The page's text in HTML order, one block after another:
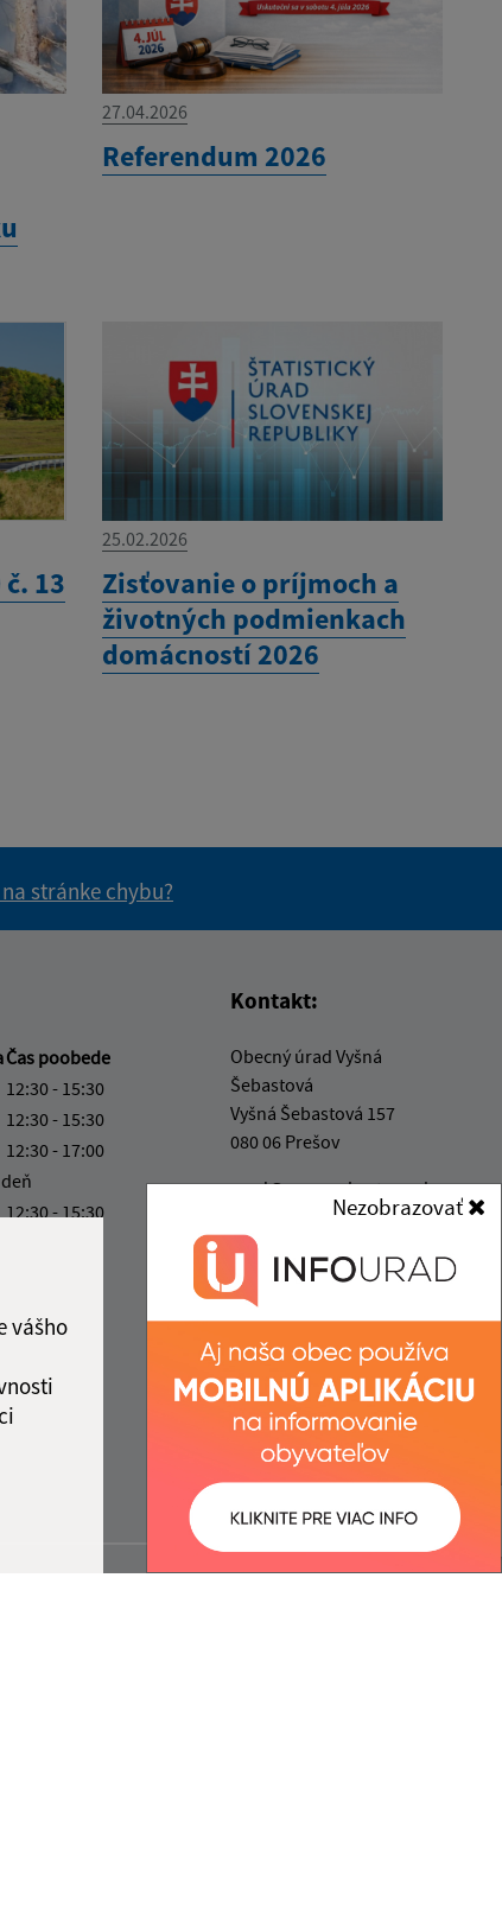
vášho
Nezobrazovať
27.04.2026
Referendum 2026
13
25.02.2026
Zisťovanie o príjmoch a
životných podmienkach
domácností 2026
stránke chybu?
Čas poobede
12:30 - 15:30
12:30 - 15:30
12:30 - 17:00
12:30 - 15:30
Kontakt:
Obecný úrad Vyšná
Šebastová
Vyšná Šebastová 157
080 06 Prešov
urad@vysnasebastova.sk
+421 517 765 907
IČO: 00328006